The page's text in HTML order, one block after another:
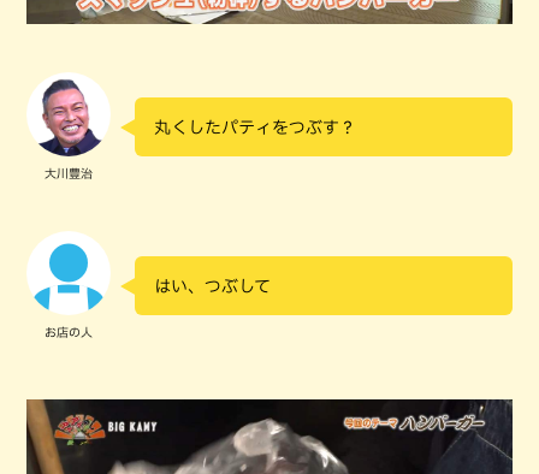
大川豊治
丸くしたパティをつぶす？
お店の人
はい、つぶして